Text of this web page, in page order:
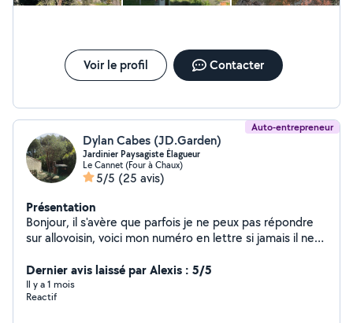
Voir le profil Contacter
Auto-entrepreneur
Dylan Cabes (JD.Garden)
Jardinier Paysagiste Élagueur
Le Cannet (Four à Chaux)
5/5 (25 avis)
Présentation
Bonjour, il s'avère que parfois je ne peux pas répondre
sur allovoisin, voici mon numéro en lettre si jamais il ne
votre compréhension: Zero.Sept.Soixante.Cinquante-
Cinq.Quatre-vingt-neuf.Vingt-neuf Jardinier passionné et
polyvalent, je vous propose mes services pour
Dernier avis laissé par Alexis : 5/5
Il y a 1 mois
Reactif